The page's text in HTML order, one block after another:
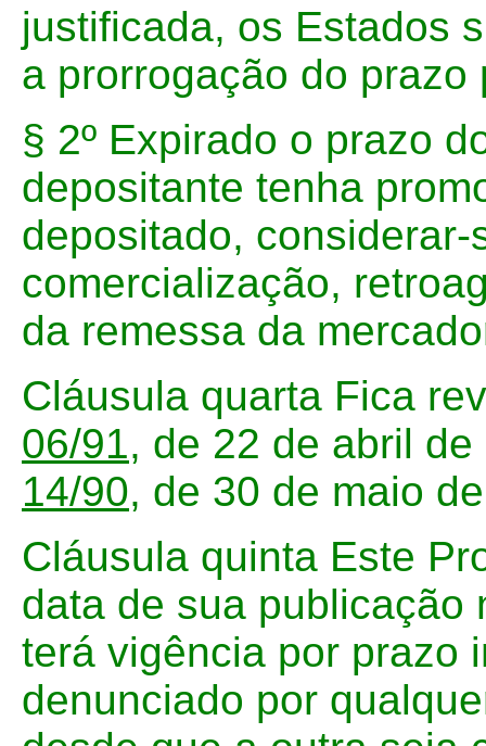
justificada, os Estados
a prorrogação do
§ 2º Expirado o prazo
depositante tenha
depositado,
comercialização,
da remessa da
Cláusula quarta Fica
06/91, de 22 de abril
14/90, de 30 de maio
Cláusula quinta Este
data de sua publicação
terá vigência por prazo
denunciado por